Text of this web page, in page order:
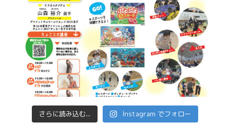
さらに読み込む... Instagram でフォロー